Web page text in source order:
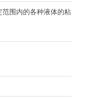
围内的各种液体的粘